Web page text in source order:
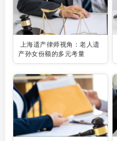
上海遗产律师视角：老人遗
产孙女份额的多元考量